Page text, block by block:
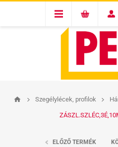
Szegélylécek, profilok
ELŐZŐ TERMÉK